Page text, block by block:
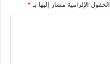
الحقول الإلزامية مشار إليها بـ *